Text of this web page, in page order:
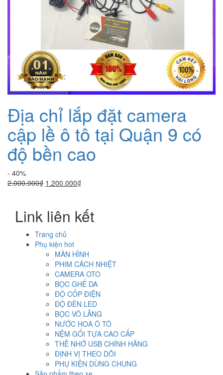
Địa chỉ lắp đặt camera
cập lề ô tô tại Quận 9 có
độ bền cao
- 40%
2.000.000₫ Giá
2.000.000₫.
1.200.000₫Giá
là:
1.200.000₫.
Link liên kết
Trang chủ
Phụ kiện hot
MÀN HÌNH
PHIM CÁCH NHIỆT
CAMERA OTO
BỌC GHẾ DA
ĐỘ CỐP ĐIỆN
ĐỘ ĐÈN LED
BỌC VÔ LĂNG
NƯỚC HOA Ô TÔ
NỆM GỐI TỰA CAO CẤP
THẺ NHỚ USB CHÍNH HÃNG
ĐỊNH VỊ THEO DÕI
PHỤ KIỆN DÙNG CHUNG